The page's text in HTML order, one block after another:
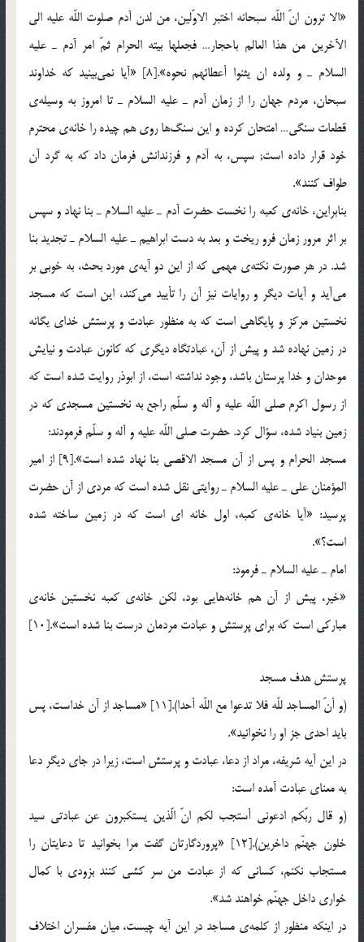
«الا ترون انّ اللّه سبحانه اختبر الاوّلين، من لدن آدم صلوت اللّه عليه الي
الآخرين من هذا العالم باحجار… فجعلها بيته الحرام ثمّ امر آدم ـ عليه
السلام ـ و ولده ان يثنوا أعطائهم نحوه».[8] «آيا نمي‌بينيد كه خداوند
سبحان، مردم جهان را از زمان آدم ـ عليه السلام ـ تا امروز به وسيله‎ي
قطعات سنگي… امتحان كرده و اين سنگ‌ها روي هم چيده را خانه‎ي محترم
خود قرار داده است; سپس، به آدم و فرزندانش فرمان داد كه به گرد آن
طواف كنند».
بنابراين، خانه‎ي كعبه را نخست حضرت آدم ـ عليه السلام ـ بنا نهاد و سپس
بر اثر مرور زمان فرو ريخت و بعد به دست ابراهيم ـ عليه السلام ـ تجديد بنا
شد. در هر صورت نكته‎ي مهمي كه از اين دو آيه‎ي مورد بحث، به خوبي بر
مي‌آيد و آيات ديگر و روايات نيز آن را تأييد مي‌كند، اين است كه مسجد
نخستين مركز و پايگاهي است كه به منظور عبادت و پرستش خداي يگانه
در زمين نهاده شد و پيش از آن، عبادتگاه ديگري كه كانون عبادت و نيايش
موحدان و خدا پرستان باشد، وجود نداشته است، از ابوذر روايت شده است كه
از رسول اكرم صلي اللّه عليه و آله و سلّم راجع به نخستين مسجدي كه در
زمين بنياد شده، سؤال كرد. حضرت صلي اللّه عليه و آله و سلّم فرمودند:
مسجد الحرام و پس از آن مسجد الاقصي بنا نهاد شده است».[9] از امير
المؤمنان علي ـ عليه السلام ـ روايتي نقل شده است كه مردي از آن حضرت
پرسيد: «آيا خانه‎ي كعبه، اول خانه اي است كه در زمين ساخته شده
است؟».
امام ـ عليه السلام ـ فرمود:
«خير، پيش از آن هم خانه‌هايي بود، لكن خانه‎ي كعبه نخستين خانه‎ي
مباركي است كه براي پرستش و عبادت مردمان درست بنا شده است».[10]
پرستش هدف مسجد
(و أنّ المساجد للّه فلا تدعوا مع اللّه أحدا).[11] «مساجد از آن خداست، پس
بايد احدي جز او را نخوانيد».
در اين آيه شريفه، مراد از دعا، عبادت و پرستش است، زيرا در جاي ديگر دعا
به معناي عبادت آمده است:
(و قال ربّكم ادعوني أستجب لكم انّ الّذين يستكبرون عن عبادتي سيد
خلون جهنّم داخرين).[12] «پروردگارتان گفت مرا بخوانيد تا دعايتان را
مستجاب نكنم، كساني كه از عبادت من سر كشي كنند بزودي با كمال
خواري داخل جهنّم خواهند شد».
در اينكه منظور از كلمه‎ي مساجد در اين آيه چيست، ميان مفسران اختلاف